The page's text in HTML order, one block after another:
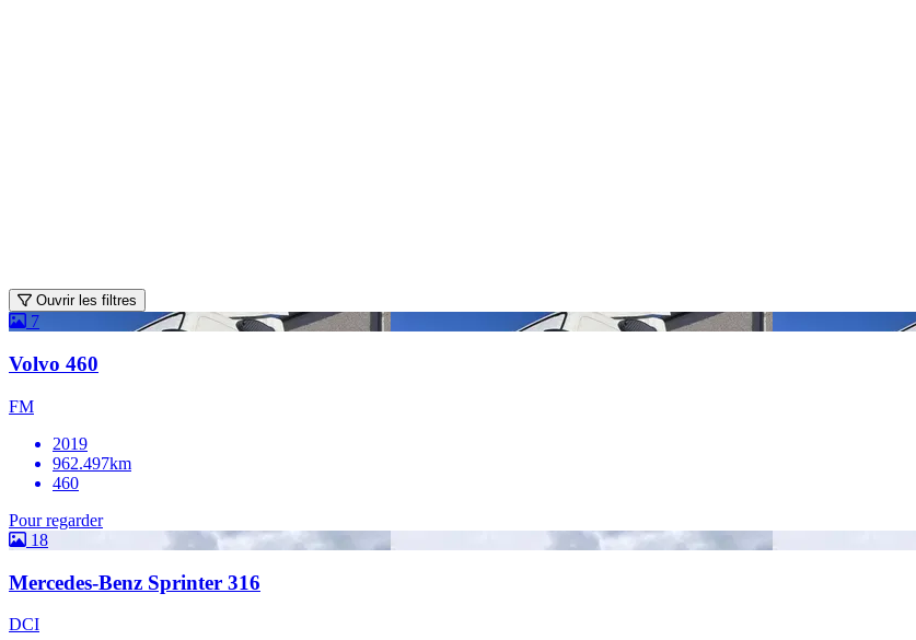
Ouvrir les filtres
7
Volvo 460
FM
2019
962.497km
460
Pour regarder
18
Mercedes-Benz Sprinter 316
DCI